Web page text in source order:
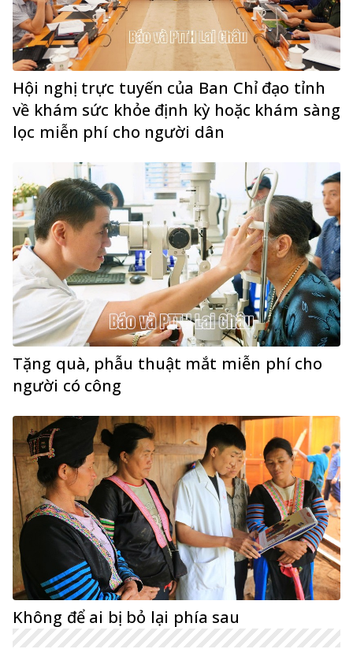
Hội nghị trực tuyến của Ban Chỉ đạo tỉnh
về khám sức khỏe định kỳ hoặc khám sàng
lọc miễn phí cho người dân
Tặng quà, phẫu thuật mắt miễn phí cho
người có công
Không để ai bị bỏ lại phía sau